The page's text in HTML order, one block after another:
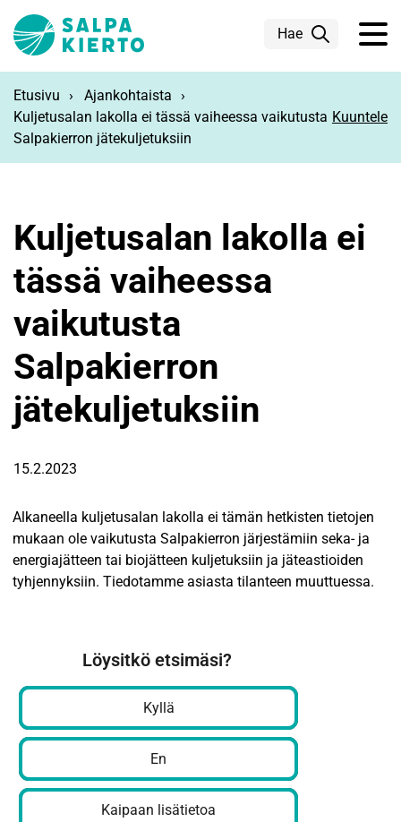
Hae
Etusivu
Ajankohtaista
Kuljetusalan lakolla ei tässä vaiheessa vaikutusta
Salpakierron jätekuljetuksiin
Kuuntele
Kuljetusalan lakolla ei
tässä vaiheessa
vaikutusta
Salpakierron
jätekuljetuksiin
15.2.2023
Alkaneella kuljetusalan lakolla ei tämän hetkisten tietojen
mukaan ole vaikutusta Salpakierron järjestämiin seka- ja
energiajätteen tai biojätteen kuljetuksiin ja jäteastioiden
tyhjennyksiin. Tiedotamme asiasta tilanteen muuttuessa.
Löysitkö etsimäsi?
Kyllä
En
Kaipaan lisätietoa